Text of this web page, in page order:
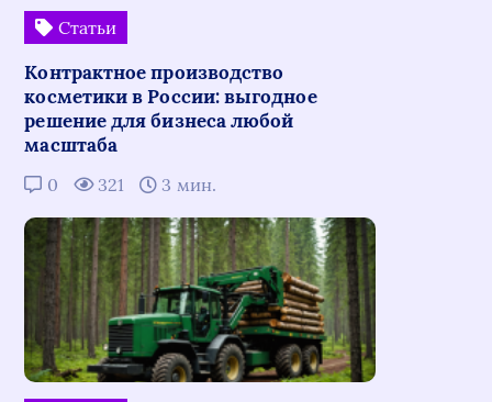
Статьи
Контрактное производство
косметики в России: выгодное
решение для бизнеса любой
масштаба
0 321 3 мин.